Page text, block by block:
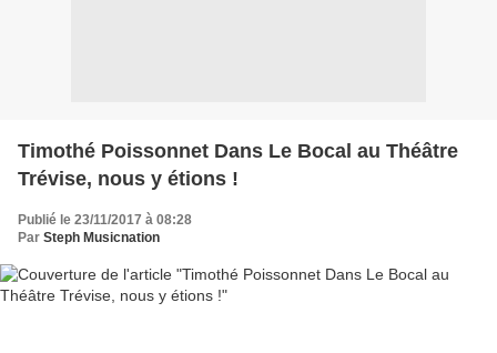
Timothé Poissonnet Dans Le Bocal au Théâtre
Trévise, nous y étions !
Publié le 23/11/2017 à 08:28
Par Steph Musicnation